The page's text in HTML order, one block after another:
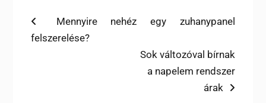
Bejegyzés
navigáció
Previous
post:
Mennyire nehéz egy zuhanypanel
felszerelése?
Next
post:
Sok változóval bírnak
a napelem rendszer
árak